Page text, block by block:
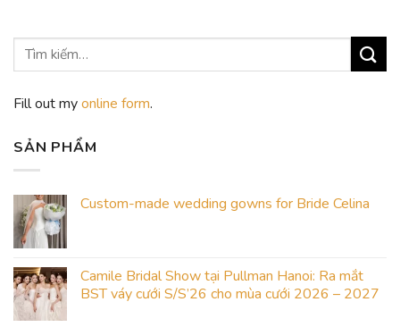
Fill out myonline form.
SẢN PHẨM
Custom-made wedding gowns for Bride Celina
Camile Bridal Show tại Pullman Hanoi: Ra mắt
BST váy cưới S/S’26 cho mùa cưới 2026 – 2027